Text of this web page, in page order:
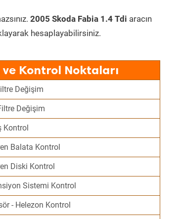
2005 Skoda Fabia 1.4 Tdi aracın
hesaplayabilirsiniz.
ve Kontrol Noktaları
Değişim
Değişim
Kontrol
Balata Kontrol
Diski Kontrol
Sistemi Kontrol
- Helezon Kontrol